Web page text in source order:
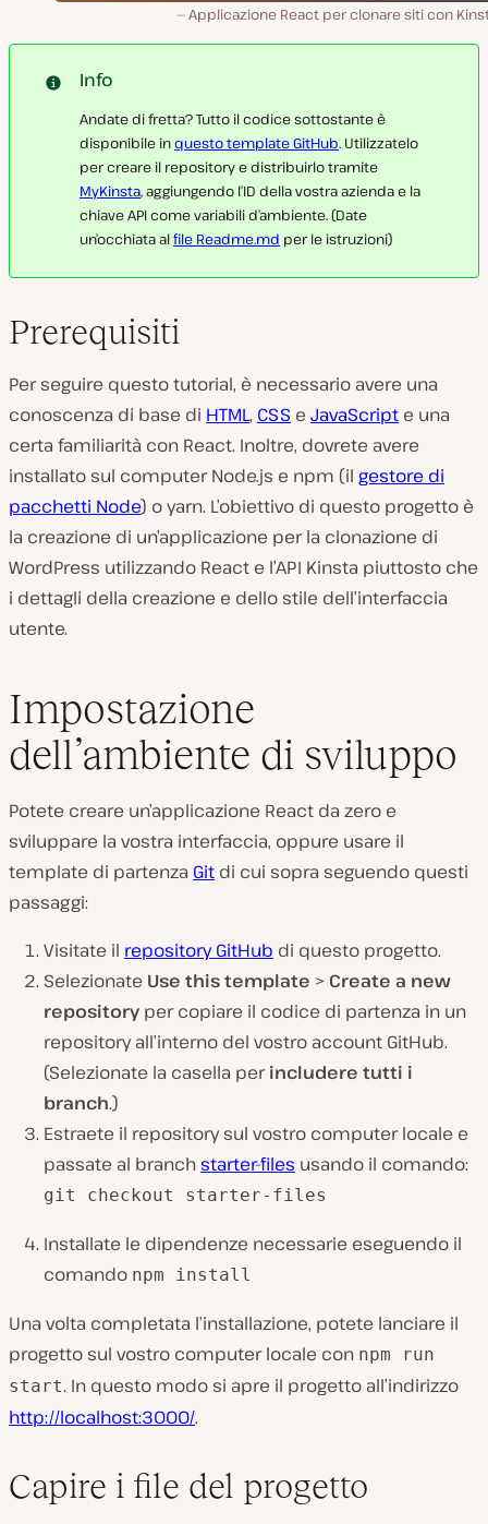
Applicazione React per clonare siti con
Info
Andate di fretta? Tutto il codice sottostante è
disponibile inquesto template GitHub. Utilizzatelo
per creare il repository e distribuirlo tramite
MyKinsta, aggiungendo l’ID della vostra azienda e la
chiave API come variabili d’ambiente. (Date
un’occhiata alfile Readme.md per le istruzioni)
Prerequisiti
Per seguire questo tutorial, è necessario avere una
conoscenza di base di HTML, CSS e JavaScript e una
certa familiarità con React. Inoltre, dovrete avere
installato sul computer Node.js e npm (il gestore di
pacchetti Node) o yarn. L’obiettivo di questo progetto è
la creazione di un’applicazione per la clonazione di
WordPress utilizzando React e l’API Kinsta piuttosto che
i dettagli della creazione e dello stile dell’interfaccia
utente.
Impostazione
dell’ambiente di sviluppo
Potete creare un’applicazione React da zero e
sviluppare la vostra interfaccia, oppure usare il
template di partenza Git di cui sopra seguendo questi
passaggi:
Visitate il repository GitHub di questo progetto.
Selezionate Use this template > Create a new
repository per copiare il codice di partenza in un
repository all’interno del vostro account GitHub.
(Selezionate la casella perincludere tutti i
branch.)
Estraete il repository sul vostro computer locale e
passate al branchstarter-files usando il comando:
git checkout starter-files
Installate le dipendenze necessarie eseguendo il
comando npm install
Una volta completata l’installazione, potete lanciare il
progetto sul vostro computer locale con npm run
start. In questo modo si apre il progetto all’indirizzo
http://localhost:3000/.
Capire i file del progetto